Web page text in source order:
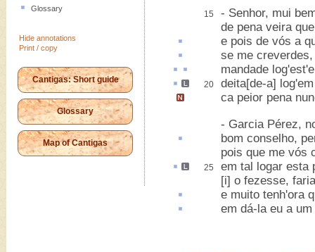
Glossary
Hide annotations
Print / copy
Cantigas: Short guide
Glossary
Map of Cantigas
15
- Senhor, mui
de pena veira
e pois de vós a
se me creverdes
mandade log'est
20 deita[de-a]
ca peior pena
- Garcia Pérez,
bom conselho,
pois que me vós
25
em tal logar esta
[i] o fezesse,
e muito tenh'ora
em dá-la eu a um